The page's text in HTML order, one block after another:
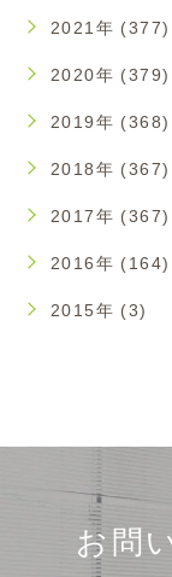
2021年 (377)
2020年 (379)
2019年 (368)
2018年 (367)
2017年 (367)
2016年 (164)
2015年 (3)
お問